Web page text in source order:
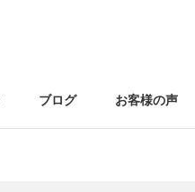
ブログ お客様の声